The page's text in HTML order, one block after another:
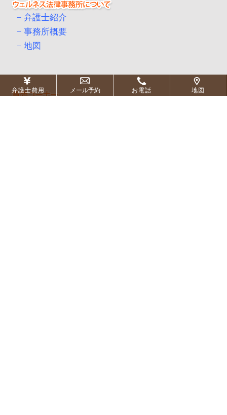
弁護士紹介
事務所概要
地図
弁護士費用 メール予約 お電話 地図